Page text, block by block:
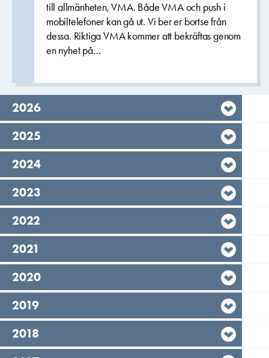
till allmänheten, VMA. Både VMA och push i
mobiltelefoner kan gå ut. Vi ber er bortse från
dessa. Riktiga VMA kommer att bekräftas genom
en nyhet på…
År,
2026
År,
2025
År,
2024
År,
2023
År,
2022
År,
2021
År,
2020
År,
2019
År,
2018